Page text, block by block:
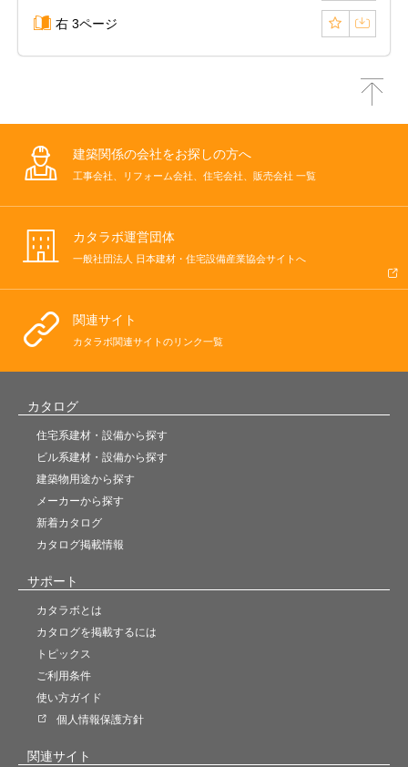
右 3ページ
建築関係の会社をお探しの方へ
工事会社、リフォーム会社、住宅会社、販売会社 一覧
カタラボ運営団体
一般社団法人 日本建材・住宅設備産業協会サイトへ
関連サイト
カタラボ関連サイトのリンク一覧
カタログ
住宅系建材・設備から探す
ビル系建材・設備から探す
建築物用途から探す
メーカーから探す
新着カタログ
カタログ掲載情報
サポート
カタラボとは
カタログを掲載するには
トピックス
ご利用条件
使い方ガイド
個人情報保護方針
関連サイト